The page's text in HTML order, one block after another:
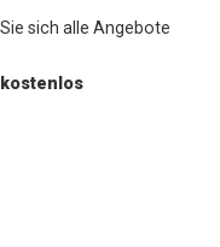
sich alle Angebote